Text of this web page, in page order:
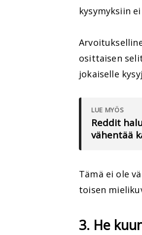
kysymyksiin
osittaisen
jokaiselle
LUE MYÖS
Reddit
vähentää
Tämä ei ole
toisen
3. He